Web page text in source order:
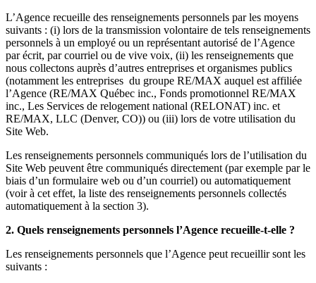
L’Agence recueille des renseignements personnels par les moyens
suivants : (i) lors de la transmission volontaire de tels renseignements
personnels à un employé ou un représentant autorisé de l’Agence
par écrit, par courriel ou de vive voix, (ii) les renseignements que
nous collectons auprès d’autres entreprises et organismes publics
(notamment les entreprises du groupe RE/MAX auquel est affiliée
l’Agence (RE/MAX Québec inc., Fonds promotionnel RE/MAX
inc., Les Services de relogement national (RELONAT) inc. et
RE/MAX, LLC (Denver, CO)) ou (iii) lors de votre utilisation du
Site Web.
Les renseignements personnels communiqués lors de l’utilisation du
Site Web peuvent être communiqués directement (par exemple par le
biais d’un formulaire web ou d’un courriel) ou automatiquement
(voir à cet effet, la liste des renseignements personnels collectés
automatiquement à la section 3).
2. Quels renseignements personnels l’Agence recueille-t-elle ?
Les renseignements personnels que l’Agence peut recueillir sont les
suivants :